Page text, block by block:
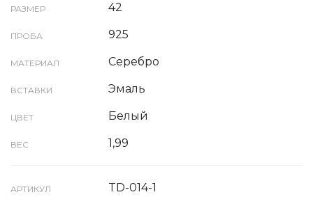
РАЗМЕР 42
ПРОБА 925
МАТЕРИАЛ Серебро
ВСТАВКИ Эмаль
ЦВЕТ Белый
ВЕС 1,99
АРТИКУЛ TD-014-1